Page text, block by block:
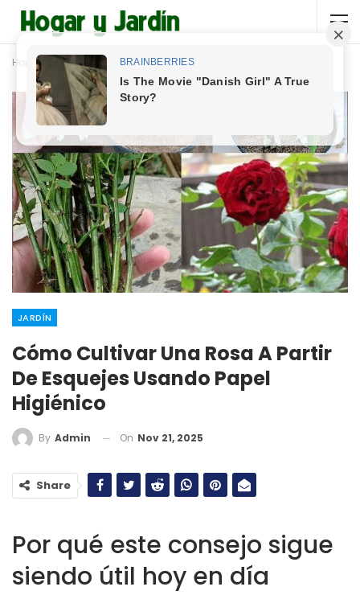
Home Jardín
JARDÍN
Cómo Cultivar Una Rosa A Partir
De Esquejes Usando Papel
Higiénico
By Admin On Nov 21, 2025
Share
Por qué este consejo sigue
siendo útil hoy en día